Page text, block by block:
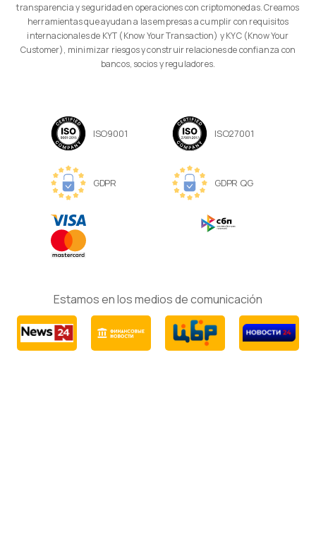
transparencia y seguridad en operaciones con criptomonedas. Creamos
herramientas que ayudan a las empresas a cumplir con requisitos
internacionales de KYT (Know Your Transaction) y KYC (Know Your
Customer), minimizar riesgos y construir relaciones de confianza con
bancos, socios y reguladores.
ISO9001 ISO27001
GDPR GDPR QG
Estamos en los medios de comunicación